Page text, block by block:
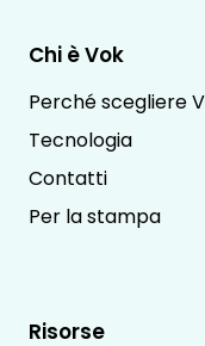
Chi è Vok
Perché scegliere
Tecnologia
Contatti
Per la stampa
Risorse